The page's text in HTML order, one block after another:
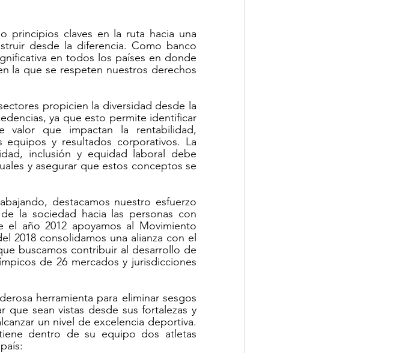
Sostenibilidad Seguridad Corporativa
principios claves en la ruta hacia una
desde la diferencia. Como banco
en todos los países en donde
la que se respeten nuestros derechos
propicien la diversidad desde la
ya que esto permite identificar
valor que impactan la rentabilidad,
equipos y resultados corporativos. La
inclusión y equidad laboral debe
y asegurar que estos conceptos se
destacamos nuestro esfuerzo
la sociedad hacia las personas con
el año 2012 apoyamos al Movimiento
2018 consolidamos una alianza con el
buscamos contribuir al desarrollo de
de 26 mercados y jurisdicciones
herramienta para eliminar sesgos
que sean vistas desde sus fortalezas y
un nivel de excelencia deportiva.
dentro de su equipo dos atletas